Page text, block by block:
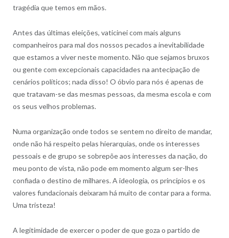
tragédia que temos em mãos.
Antes das últimas eleições, vaticinei com mais alguns
companheiros para mal dos nossos pecados a inevitabilidade
que estamos a viver neste momento. Não que sejamos bruxos
ou gente com excepcionais capacidades na antecipação de
cenários políticos; nada disso! O óbvio para nós é apenas de
que tratavam-se das mesmas pessoas, da mesma escola e com
os seus velhos problemas.
Numa organização onde todos se sentem no direito de mandar,
onde não há respeito pelas hierarquias, onde os interesses
pessoais e de grupo se sobrepõe aos interesses da nação, do
meu ponto de vista, não pode em momento algum ser-lhes
confiada o destino de milhares. A ideologia, os princípios e os
valores fundacionais deixaram há muito de contar para a forma.
Uma tristeza!
A legitimidade de exercer o poder de que goza o partido de